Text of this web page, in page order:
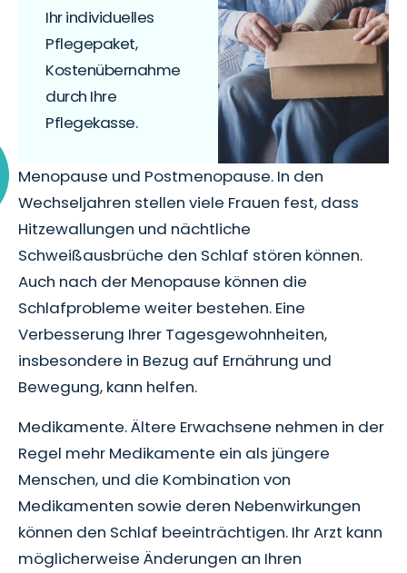
Ihr individuelles
Pflegepaket,
Kostenübernahme
durch Ihre
Pflegekasse.
Menopause und Postmenopause. In den
Wechseljahren stellen viele Frauen fest, dass
Hitzewallungen und nächtliche
Schweißausbrüche den Schlaf stören können.
Auch nach der Menopause können die
Schlafprobleme weiter bestehen. Eine
Verbesserung Ihrer Tagesgewohnheiten,
insbesondere in Bezug auf Ernährung und
Bewegung, kann helfen.
Medikamente. Ältere Erwachsene nehmen in der
Regel mehr Medikamente ein als jüngere
Menschen, und die Kombination von
Medikamenten sowie deren Nebenwirkungen
können den Schlaf beeinträchtigen. Ihr Arzt kann
möglicherweise Änderungen an Ihren